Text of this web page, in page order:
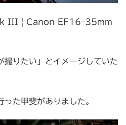
III | Canon EF16-35mm
撮りたい」とイメージしていた
た甲斐がありました。